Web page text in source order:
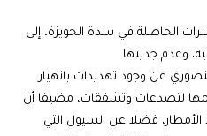
الحاصلة في سدة الحويزة، إلى
وعدم جديتها
عن وجود تهديدات بانهيار
لتصدعات وتشققات، مضيفا أن
فضلا عن السيول التي